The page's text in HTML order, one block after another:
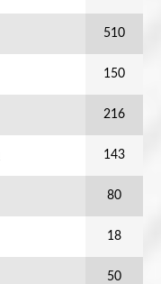
510
150
216
143
80
18
50